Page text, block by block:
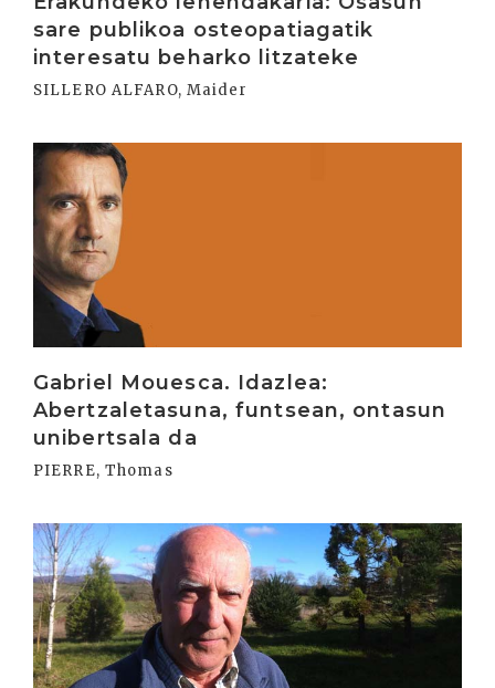
sare publikoa osteopatiagatik
interesatu beharko litzateke
SILLERO ALFARO, Maider
Gabriel Mouesca. Idazlea:
Abertzaletasuna, funtsean, ontasun
unibertsala da
PIERRE, Thomas
Irakurri
Irakurri